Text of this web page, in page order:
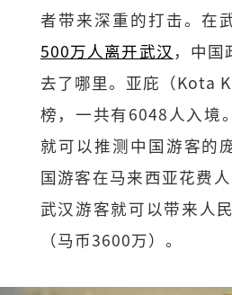
者带来深重的打击。在
500万人离开武汉 ，中国
去了哪里。亚庇（Kota
榜，一共有6048人入境
就可以推测中国游客的
国游客在马来西亚花费
武汉游客就可以带来人
（马币3600万）。